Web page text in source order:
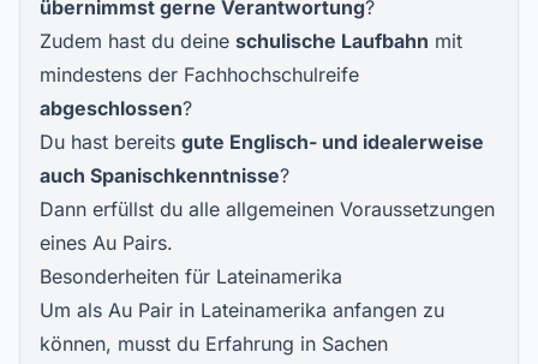
übernimmst gerne Verantwortung?
Zudem hast du deine schulische Laufbahn mit
mindestens der Fachhochschulreife
abgeschlossen?
Du hast bereits gute Englisch- und idealerweise
auch Spanischkenntnisse?
Dann erfüllst du alle allgemeinen Voraussetzungen
eines Au Pairs.
Besonderheiten für Lateinamerika
Um als Au Pair in Lateinamerika anfangen zu
können, musst du Erfahrung in Sachen